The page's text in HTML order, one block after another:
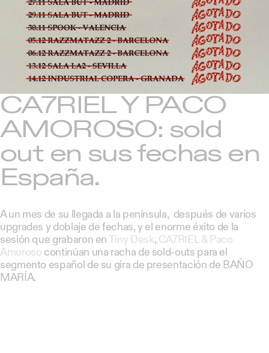
CA7RIEL Y PACO
AMOROSO: sold
out en sus fechas en
España.
A un mes de su llegada a la península, después de varios
upgrades y doblaje de fechas, y el enorme éxito de la
sesión que grabaron enTiny Desk, CA7RIEL & Paco
Amoroso continúan una racha de sold-outs para el
segmento español de su gira de presentación de BAÑO
MARÍA.